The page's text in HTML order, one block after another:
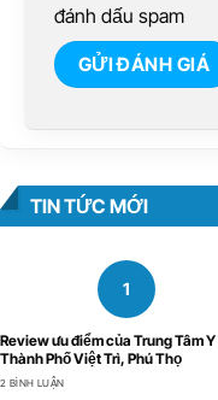
đánh dấu spam
TIN TỨC MỚI
Review ưu điểm của Trung Tâm
Thành Phố Việt Trì, Phú Thọ
2 BÌNH LUẬN